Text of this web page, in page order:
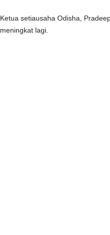
Ketua setiausaha Odisha,
meningkat lagi.